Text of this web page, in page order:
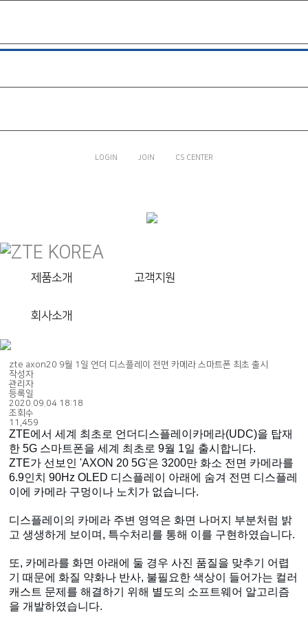
LOGIN JOIN CS CENTER
제품소개 고객지원
회사소개
zte axon20 9월 1일 언더 디스플레이 전면 카메라 스마트폰 최초 출시
작성자
관리자
등록일
2020.09.04 18:18
조회수
11,459
ZTE에서 세계 최초로 언더디스플레이카메라(UDC)을 탑재
한 5G 스마트폰을 세계 최초로 9월 1일 출시합니다.
ZTE가 선보인 'AXON 20 5G'은 3200만 화소 전면 카메라를
6.9인치 90Hz OLED 디스플레이 아래에 숨겨 전면 디스플레
이에 카메라 구멍이나 노치가 없습니다.
디스플레이의 카메라 주변 영역은 화면 나머지 부분처럼 밝
고 생생하게 보이며, 특수처리를 통해 이를 구현하였습니다.
또, 카메라를 화면 아래에 둘 경우 사진 품질을 맞추기 어렵
기 때문에 화질 약화나 반사, 불필요한 색상이 들어가는 컬러
캐스트 문제를 해결하기 위해 별도의 소프트웨어 알고리즘
을 개발하였습니다.